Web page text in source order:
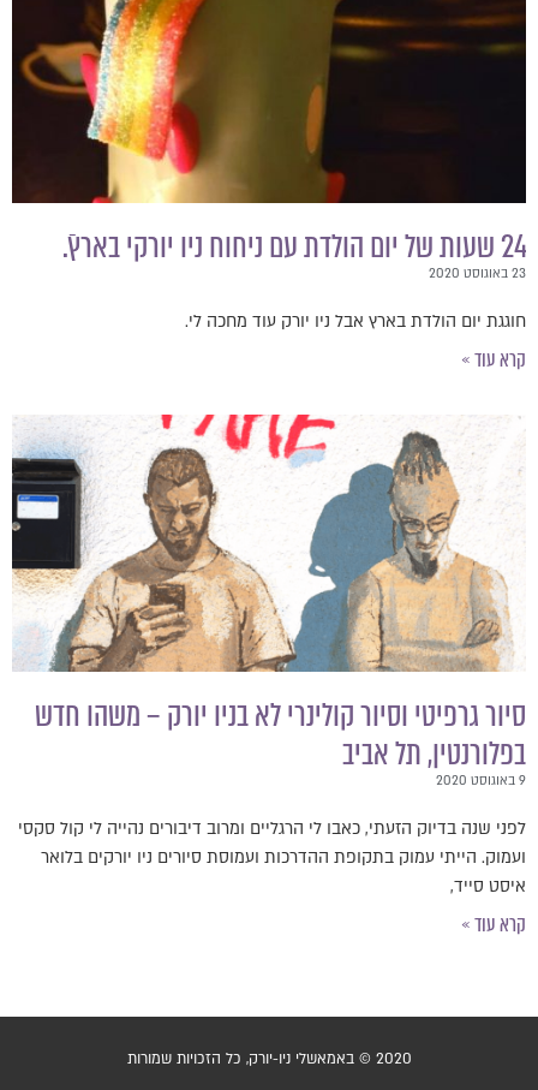
24 שעות של יום הולדת עם ניחוח ניו יורקי בארץ.ֿ
23 באוגוסט 2020
חוגגת יום הולדת בארץ אבל ניו יורק עוד מחכה לי.
קרא עוד »
סיור גרפיטי וסיור קולינרי לא בניו יורק – משהו חדש
בפלורנטין, תל אביב
9 באוגוסט 2020
לפני שנה בדיוק הזעתי, כאבו לי הרגליים ומרוב דיבורים נהייה לי קול סקסי
ועמוק. הייתי עמוק בתקופת ההדרכות ועמוסת סיורים ניו יורקים בלואר
איסט סייד,
קרא עוד »
2020 © באמאשלי ניו-יורק, כל הזכויות שמורות